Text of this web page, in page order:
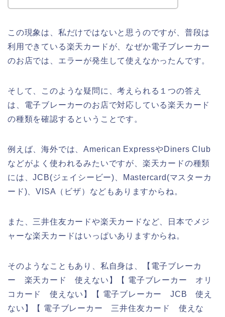
この現象は、私だけではないと思うのですが、普段は
利用できている楽天カードが、なぜか電子ブレーカー
のお店では、エラーが発生して使えなかったんです。
そして、このような疑問に、考えられる１つの答え
は、電子ブレーカーのお店で対応している楽天カード
の種類を確認するということです。
例えば、海外では、American ExpressやDiners Club
などがよく使われるみたいですが、楽天カードの種類
には、JCB(ジェイシービー)、Mastercard(マスターカ
ード)、VISA（ビザ）などもありますからね。
また、三井住友カードや楽天カードなど、日本でメジ
ャーな楽天カードはいっぱいありますからね。
そのようなこともあり、私自身は、【電子ブレーカ
ー 楽天カード 使えない】【 電子ブレーカー オリ
コカード 使えない】【 電子ブレーカー JCB 使え
ない】【 電子ブレーカー 三井住友カード 使えな